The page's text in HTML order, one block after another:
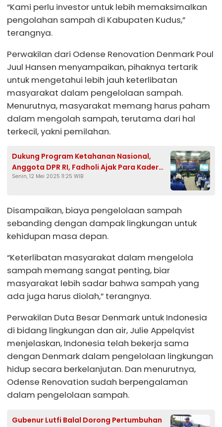
“Kami perlu investor untuk lebih memaksimalkan
pengolahan sampah di Kabupaten Kudus,”
terangnya.
Perwakilan dari Odense Renovation Denmark Poul
Juul Hansen menyampaikan, pihaknya tertarik
untuk mengetahui lebih jauh keterlibatan
masyarakat dalam pengelolaan sampah.
Menurutnya, masyarakat memang harus paham
dalam mengolah sampah, terutama dari hal
terkecil, yakni pemilahan.
Dukung Program Ketahanan Nasional,
Anggota DPR RI, Fadholi Ajak Para Kader
Partai Kawal Demokrasi
Senin, 12 Mei 2025 11:25 WIB
Disampaikan, biaya pengelolaan sampah
sebanding dengan dampak lingkungan untuk
kehidupan masa depan.
“Keterlibatan masyarakat dalam mengelola
sampah memang sangat penting, biar
masyarakat lebih sadar bahwa sampah yang
ada juga harus diolah,” terangnya.
Perwakilan Duta Besar Denmark untuk Indonesia
di bidang lingkungan dan air, Julie Appelqvist
menjelaskan, Indonesia telah bekerja sama
dengan Denmark dalam pengelolaan lingkungan
hidup secara berkelanjutan. Dan menurutnya,
Odense Renovation sudah berpengalaman
dalam pengelolaan sampah.
Gubenur Lutfi Balal Dorong Pertumbuhan